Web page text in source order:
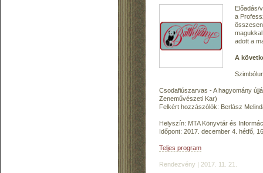
Előadás/
a
adott a
A
Csodafiúszarvas - A hagyomány
Zeneművészeti Kar)
Felkért hozzászólók: Berlász
Helyszín: MTA Könyvtár és
Időpont: 2017. december 4. hétfő,
Teljes program
Rendezvény | 2017. 11. 21.